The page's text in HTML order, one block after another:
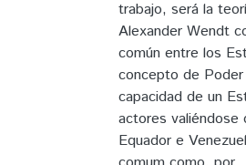
trabajo, será la
Alexander Wendt
común entre los
concepto de
capacidad de un
actores valiéndose
Equador e